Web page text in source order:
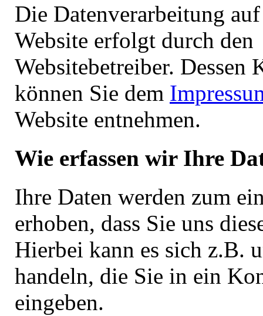
Die Datenverarbeitung
Website erfolgt durch den
Websitebetreiber. Dessen
können Sie dem
Website entnehmen.
Wie erfassen wir Ihre
Ihre Daten werden zum
erhoben, dass Sie uns
Hierbei kann es sich z.B.
handeln, die Sie in ein
eingeben.